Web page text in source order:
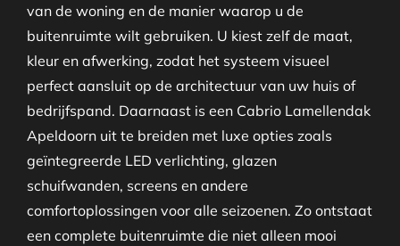
van de woning en de manier waarop u de
buitenruimte wilt gebruiken. U kiest zelf de maat,
kleur en afwerking, zodat het systeem visueel
perfect aansluit op de architectuur van uw huis of
bedrijfspand. Daarnaast is een Cabrio Lamellendak
Apeldoorn uit te breiden met luxe opties zoals
geïntegreerde LED verlichting, glazen
schuifwanden, screens en andere
comfortoplossingen voor alle seizoenen. Zo ontstaat
een complete buitenruimte die niet alleen mooi